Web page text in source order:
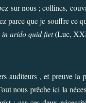
sur nous ; collines,
parce que je souffre ce
arido quid fiet(Luc,
auditeurs , et preuve la
nous prêche ici la